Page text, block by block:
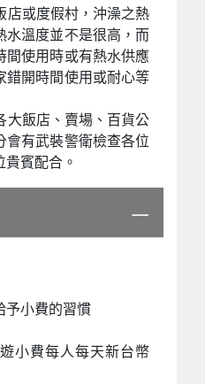
店或度假村，沖澡之熱
水溫度並不是很高，而
間使用時或有熱水供應
錯開時間使用或耐心等
大飯店、賣場、百貨公
會有武裝警衛檢查各位
賓配合。
予小費的習慣
小費每人每天新台幣